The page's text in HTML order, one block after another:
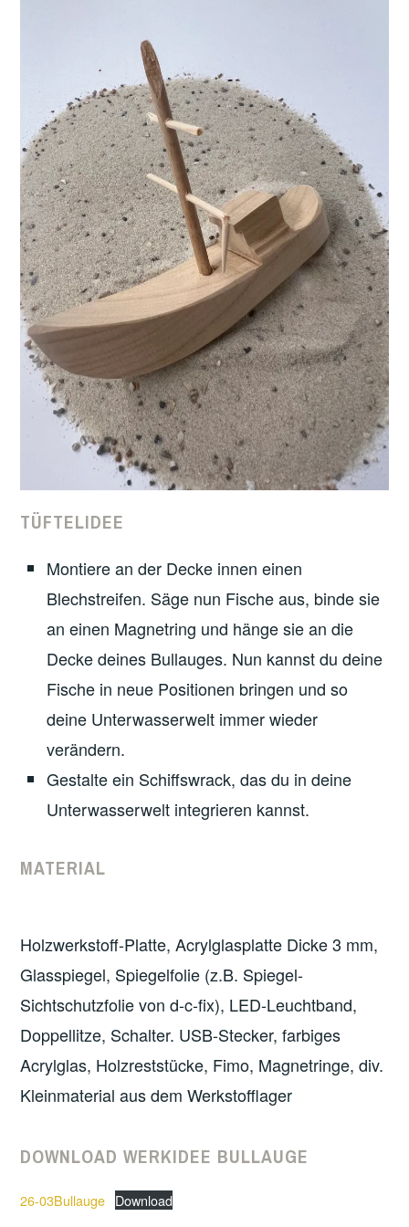
TÜFTELIDEE
Montiere an der Decke innen einen
Blechstreifen. Säge nun Fische aus, binde sie
an einen Magnetring und hänge sie an die
Decke deines Bullauges. Nun kannst du deine
Fische in neue Positionen bringen und so
deine Unterwasserwelt immer wieder
verändern.
Gestalte ein Schiffswrack, das du in deine
Unterwasserwelt integrieren kannst.
MATERIAL
Holzwerkstoff-Platte, Acrylglasplatte Dicke 3 mm,
Glasspiegel, Spiegelfolie (z.B. Spiegel-
Sichtschutzfolie von d-c-fix), LED-Leuchtband,
Doppellitze, Schalter. USB-Stecker, farbiges
Acrylglas, Holzreststücke, Fimo, Magnetringe, div.
Kleinmaterial aus dem Werkstofflager
DOWNLOAD WERKIDEE BULLAUGE
26-03Bullauge Download